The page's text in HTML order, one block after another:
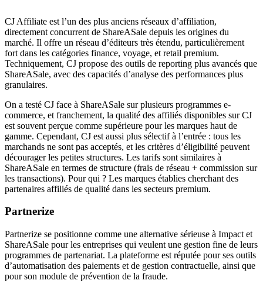
CJ Affiliate est l’un des plus anciens réseaux d’affiliation,
directement concurrent de ShareASale depuis les origines du
marché. Il offre un réseau d’éditeurs très étendu, particulièrement
fort dans les catégories finance, voyage, et retail premium.
Techniquement, CJ propose des outils de reporting plus avancés que
ShareASale, avec des capacités d’analyse des performances plus
granulaires.
On a testé CJ face à ShareASale sur plusieurs programmes e-
commerce, et franchement, la qualité des affiliés disponibles sur CJ
est souvent perçue comme supérieure pour les marques haut de
gamme. Cependant, CJ est aussi plus sélectif à l’entrée : tous les
marchands ne sont pas acceptés, et les critères d’éligibilité peuvent
décourager les petites structures. Les tarifs sont similaires à
ShareASale en termes de structure (frais de réseau + commission sur
les transactions). Pour qui ? Les marques établies cherchant des
partenaires affiliés de qualité dans les secteurs premium.
Partnerize
Partnerize se positionne comme une alternative sérieuse à Impact et
ShareASale pour les entreprises qui veulent une gestion fine de leurs
programmes de partenariat. La plateforme est réputée pour ses outils
d’automatisation des paiements et de gestion contractuelle, ainsi que
pour son module de prévention de la fraude.